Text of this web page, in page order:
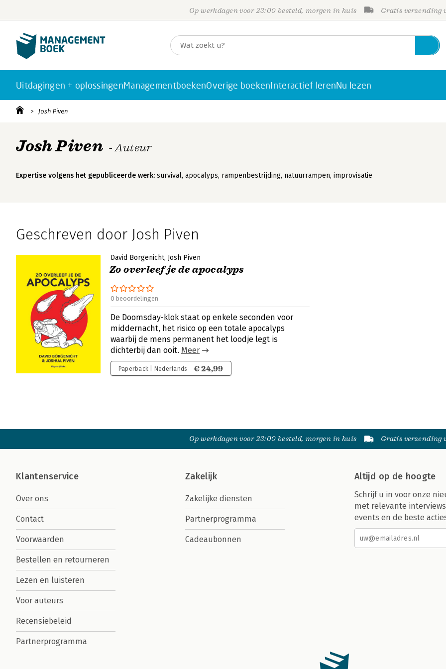
Op werkdagen voor 23:00 besteld, morgen in huis Gratis verzending
Uitdagingen + oplossingenManagementboekenOverige boekenInteractief lerenNu lezen
Josh Piven
Josh Piven - Auteur
Expertise volgens het gepubliceerde werk: survival, apocalyps, rampenbestrijding, natuurrampen, improvisatie
Geschreven door Josh Piven
David Borgenicht Josh Piven
Zo overleef je de apocalyps
0 beoordelingen
De Doomsday-klok staat op enkele seconden voor
middernacht, het risico op een totale apocalyps
waarbij de mens permanent het loodje legt is
dichterbij dan ooit. Meer
Paperback | Nederlands € 24,99
Op werkdagen voor 23:00 besteld, morgen in huis Gratis verzending
Klantenservice
Over ons
Contact
Voorwaarden
Bestellen en retourneren
Lezen en luisteren
Voor auteurs
Recensiebeleid
Partnerprogramma
Zakelijk
Zakelijke diensten
Partnerprogramma
Cadeaubonnen
Altijd op de hoogte
Schrijf u in voor onze
met relevante
events en de beste